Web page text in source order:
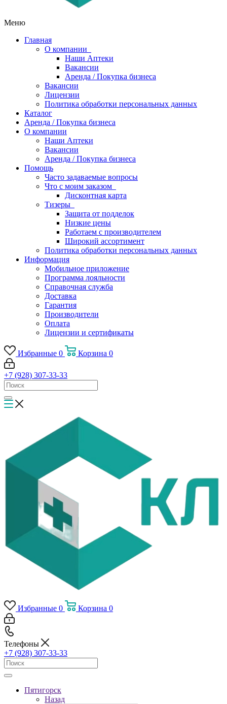
Меню
Главная
О компании
Наши Аптеки
Вакансии
Аренда / Покупка бизнеса
Вакансии
Лицензии
Политика обработки персональных данных
Каталог
Аренда / Покупка бизнеса
О компании
Наши Аптеки
Вакансии
Аренда / Покупка бизнеса
Помощь
Часто задаваемые вопросы
Что с моим заказом
Дисконтная карта
Тизеры
Защита от подделок
Низкие цены
Работаем с производителем
Широкий ассортимент
Политика обработки персональных данных
Информация
Мобильное приложение
Программа лояльности
Справочная служба
Доставка
Гарантия
Производители
Оплата
Лицензии и сертификаты
Избранные 0 Корзина 0
+7 (928) 307-33-33
Избранные 0 Корзина 0
Телефоны
+7 (928) 307-33-33
Пятигорск
Назад